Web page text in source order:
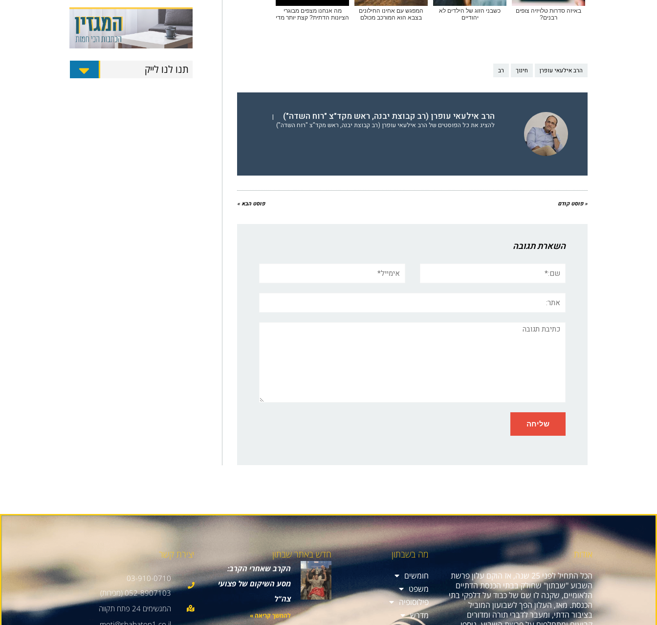
באיזה סדרות טלויזיה צופים
רבנים?
כשבני הזוג של הילדים לא
יהודיים
המפגש עם אחינו החילונים
בצבא הוא המורכב מכולם
מה אנחנו מצפים מבוגרי
הציונות הדתית? קצת יותר מדי
הרב אילעאי עופרן חינוך רב
הרב אילעאי עופרן (רב קבוצת יבנה, ראש מקד"צ "רוח השדה")
|
להציג את כל הפוסטים של הרב אילעאי עופרן (רב קבוצת יבנה, ראש מקד"צ "רוח השדה")
« פוסט קודם פוסט הבא »
השארת תגובה
תגובה
תנו לנו לייק
אודות
הכל התחיל לפני 25 שנה, אז הוקם עלון פרשת
השבוע "שבתון" שחולק בבתי הכנסת הדתיים
הלאומיים, שקנה לו שם של כבוד על דלפקי בתי
הכנסת. מאז, העלון הפך לשבועון המוביל
בציבור הדתי, ומעבר לדברי תורה ומדורים
מה בשבתון
חומשים
משפט
פילוסופיה
מדרש
חדש באתר שבתון
הקרב שאחרי הקרב:
מסע השיקום של פצועי
צה"ל
להמשך קריאה »
יצירת קשר
03-910-0710
052-8907103 (מכירות)